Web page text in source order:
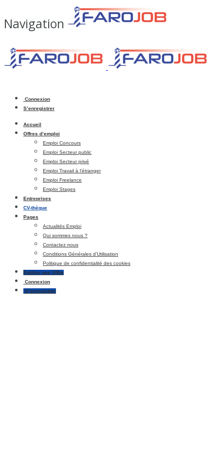
Navigation
Connexion
S’enregistrer
Accueil
Offres d’emploi
Emploi Concours
Emploi Secteur public
Emploi Secteur privé
Emploi Travail à l’étranger
Emploi Freelance
Emploi Stages
Entreprises
CV-thèque
Pages
Actualités Emploi
Qui sommes nous ?
Contactez nous
Conditions Générales d’Utilisation
Politique de confidentialité des cookies
Publier une Offre
Connexion
S’enregistrer